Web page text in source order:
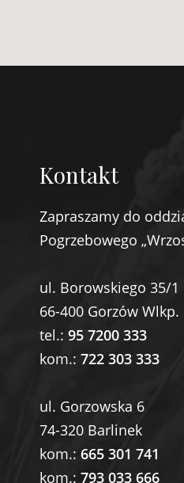
Kontakt
Zapraszamy do
Pogrzebowego
ul. Borowskiego 35/1
66-400 Gorzów Wlkp.
tel.: 95 7200 333
kom.: 722 303 333
ul. Gorzowska 6
74-320 Barlinek
kom.: 665 301 741
kom.: 793 033 666